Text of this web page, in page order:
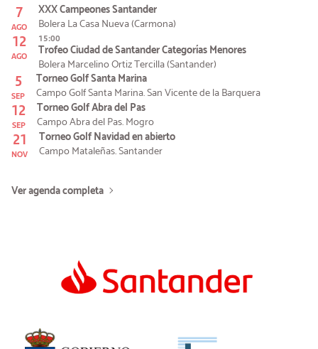
7
AGO
XXX Campeones Santander
Bolera La Casa Nueva (Carmona)
12
AGO
15:00
Trofeo Ciudad de Santander Categorías Menores
Bolera Marcelino Ortiz Tercilla (Santander)
5
SEP
Torneo Golf Santa Marina
Campo Golf Santa Marina. San Vicente de la Barquera
12
SEP
Torneo Golf Abra del Pas
Campo Abra del Pas. Mogro
21
NOV
Torneo Golf Navidad en abierto
Campo Mataleñas. Santander
Ver agenda completa